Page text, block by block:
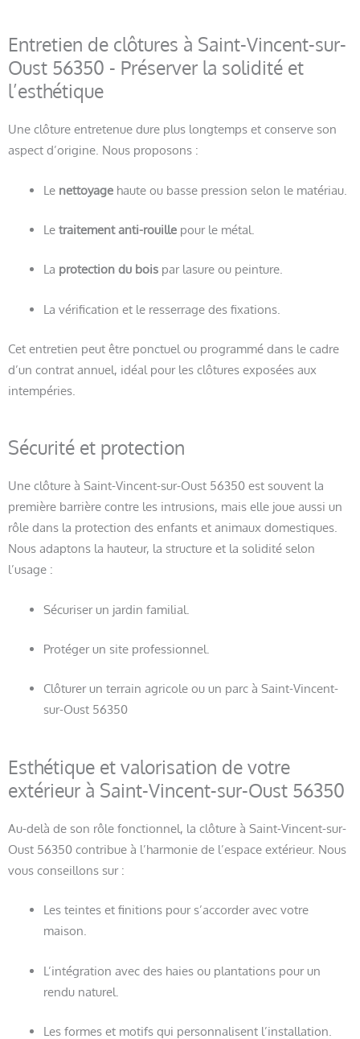
Entretien de clôtures à Saint-Vincent-sur-
Oust 56350 - Préserver la solidité et
l’esthétique
Une clôture entretenue dure plus longtemps et conserve son
aspect d’origine. Nous proposons :
Le nettoyagehaute ou basse pression selon le matériau.
Le traitement anti-rouillepour le métal.
La protection du boispar lasure ou peinture.
La vérification et le resserrage des fixations.
Cet entretien peut être ponctuel ou programmé dans le cadre
d’un contrat annuel, idéal pour les clôtures exposées aux
intempéries.
Sécurité et protection
Une clôture à Saint-Vincent-sur-Oust 56350 est souvent la
première barrière contre les intrusions, mais elle joue aussi un
rôle dans la protection des enfants et animaux domestiques.
Nous adaptons la hauteur, la structure et la solidité selon
l’usage :
Sécuriser un jardin familial.
Protéger un site professionnel.
Clôturer un terrain agricole ou un parc à Saint-Vincent-
sur-Oust 56350
Esthétique et valorisation de votre
extérieur à Saint-Vincent-sur-Oust 56350
Au-delà de son rôle fonctionnel, la clôture à Saint-Vincent-sur-
Oust 56350 contribue à l’harmonie de l’espace extérieur. Nous
vous conseillons sur :
Les teintes et finitions pour s’accorder avec votre
maison.
L’intégration avec des haies ou plantations pour un
rendu naturel.
Les formes et motifs qui personnalisent l’installation.